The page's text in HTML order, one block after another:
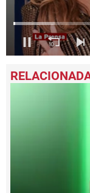
seconds
of